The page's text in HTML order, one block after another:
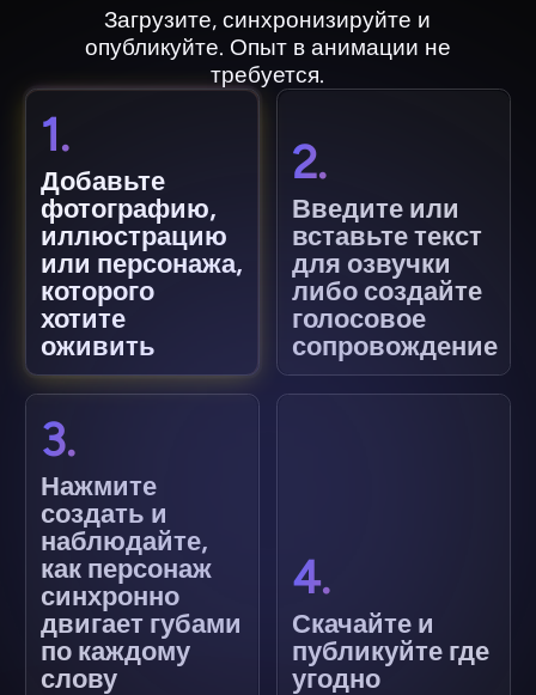
Загрузите, синхронизируйте и
опубликуйте. Опыт в анимации не
требуется.
1.
Добавьте
фотографию,
иллюстрацию
или персонажа,
которого
хотите
оживить
2.
Введите или
вставьте текст
для озвучки
либо создайте
голосовое
сопровождение
3.
Нажмите
создать и
наблюдайте,
как персонаж
синхронно
двигает губами
по каждому
слову
4.
Скачайте и
публикуйте где
угодно